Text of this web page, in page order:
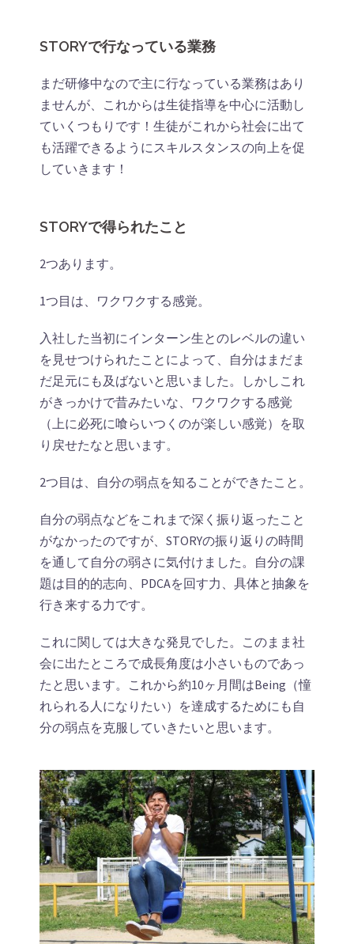
STORYで行なっている業務
まだ研修中なので主に行なっている業務はあり
ませんが、これからは生徒指導を中心に活動し
ていくつもりです！生徒がこれから社会に出て
も活躍できるようにスキルスタンスの向上を促
していきます！
STORYで得られたこと
2つあります。
1つ目は、ワクワクする感覚。
入社した当初にインターン生とのレベルの違い
を見せつけられたことによって、自分はまだま
だ足元にも及ばないと思いました。しかしこれ
がきっかけで昔みたいな、ワクワクする感覚
（上に必死に喰らいつくのが楽しい感覚）を取
り戻せたなと思います。
2つ目は、自分の弱点を知ることができたこと。
自分の弱点などをこれまで深く振り返ったこと
がなかったのですが、STORYの振り返りの時間
を通して自分の弱さに気付けました。自分の課
題は目的的志向、PDCAを回す力、具体と抽象を
行き来する力です。
これに関しては大きな発見でした。このまま社
会に出たところで成長角度は小さいものであっ
たと思います。これから約10ヶ月間はBeing（憧
れられる人になりたい）を達成するためにも自
分の弱点を克服していきたいと思います。